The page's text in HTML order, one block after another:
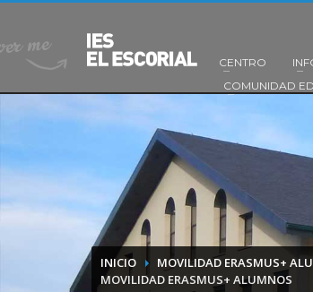
CENTRO
COMUNIDAD
INICIO MOVILIDAD ERASMUS+
MOVILIDAD ERASMUS+ ALUMNOS